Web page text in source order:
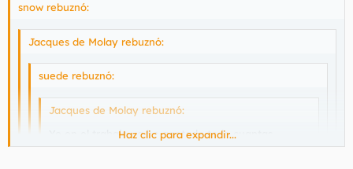
snow rebuznó:
Jacques de Molay rebuznó:
suede rebuznó:
Jacques de Molay rebuznó:
Yo en el trabajo ya he agotado todo cuantas
oportunidades he tenido (cosechando algún triunfo
Haz clic para expandir...